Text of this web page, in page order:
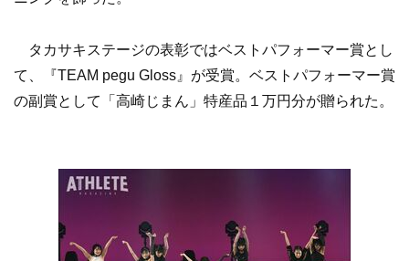
タカサキステージの表彰ではベストパフォーマー賞とし
て、『TEAM pegu Gloss』が受賞。ベストパフォーマー賞
の副賞として「高崎じまん」特産品１万円分が贈られた。